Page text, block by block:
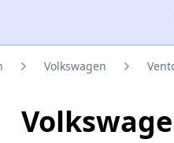
Volkswagen